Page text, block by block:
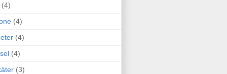
(4)
(4)
(4)
(4)
(3)